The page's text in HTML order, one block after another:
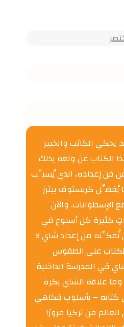
يحكي الكاتب والخبير
الكتاب عن ولعه بذلك
فن إعداده، الذي يُسبِّب
يُفضِّل كريستوف بيترز
الإسطوانات. والآن
كثيرة كل أسبوع في
تُمكِّنه من إعداد شاي لا
على الطقوس
في المدرسة الداخلية
علاقة الشاي بكرة
كتابه – بأسلوبٍ فكاهي
من تركيا مرورًا